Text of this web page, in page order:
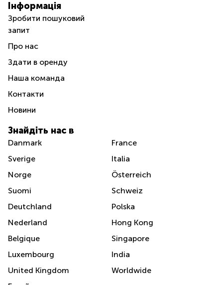
Інформація
Зробити пошуковий
запит
Про нас
Здати в оренду
Наша команда
Контакти
Новини
Знайдіть нас в
Danmark
Sverige
Norge
Suomi
Deutchland
Nederland
Belgique
Luxembourg
United Kingdom
France
Italia
Österreich
Schweiz
Polska
Hong Kong
Singapore
India
Worldwide